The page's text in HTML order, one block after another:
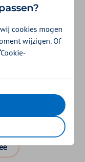
persoonlijke
kan uw
taken. Neem
Zilveren Kruis
in uw MPT.
cookies mogen
wijzigen. Of